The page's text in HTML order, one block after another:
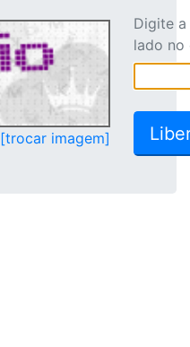
[trocar imagem]
Digite
lado no